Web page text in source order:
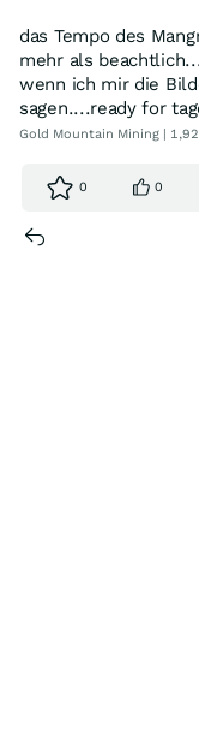
das Tempo des
mehr als
wenn ich mir die
sagen....ready for
Gold Mountain Mining |
0 0